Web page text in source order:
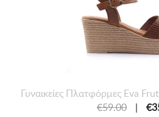
Γυναικείες Πλατφόρμες Eva
€59.00
|